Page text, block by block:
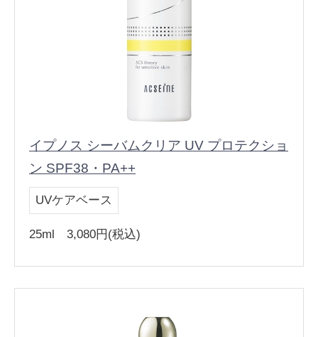
イプノス シーバムクリア UV プロテクショ
ン SPF38・PA++
UVケアベース
25ml 3,080円(税込)